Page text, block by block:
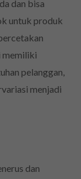
dan bisa
untuk produk
memiliki
pelanggan,
menjadi
dan